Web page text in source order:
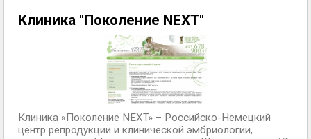
Клиника "Поколение NEXT"
Клиника «Поколение NEXT» – Российско-Немецкий
центр репродукции и клинической эмбриологии,